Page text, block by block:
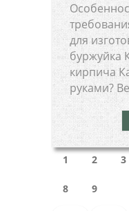
для
буржуйка
кирпича
руками?
1 2 3
8 9